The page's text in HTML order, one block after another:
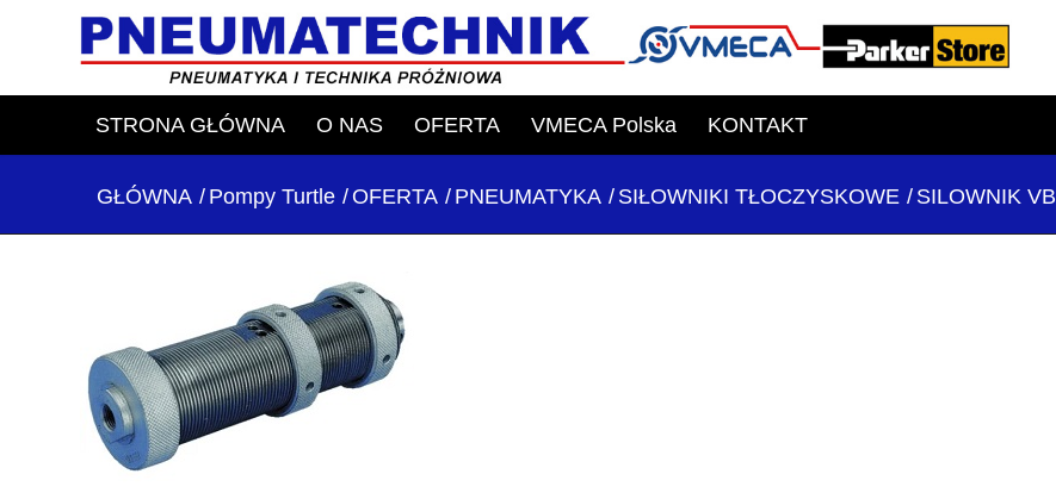
STRONA GŁÓWNA O NAS OFERTA VMECA Polska KONTAKT
GŁÓWNA / Pompy Turtle /OFERTA / PNEUMATYKA / SIŁOWNIKI TŁOCZYSKOWE / SILOWNIK VB